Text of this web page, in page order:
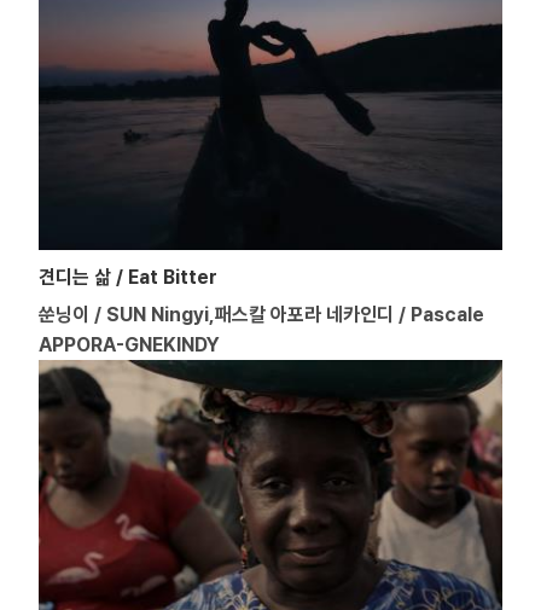
견디는 삶 / Eat Bitter
쑨닝이 / SUN Ningyi,패스칼 아포라 네카인디 / Pascale
APPORA-GNEKINDY